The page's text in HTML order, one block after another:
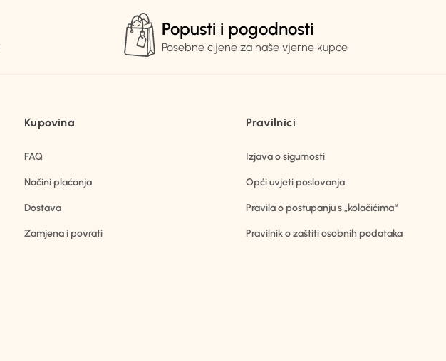
Popusti i pogodnosti
Posebne cijene za naše vjerne kupce
Kupovina
FAQ
Načini plaćanja
Dostava
Zamjena i povrati
Pravilnici
Izjava o sigurnosti
Opći uvjeti poslovanja
Pravila o postupanju s „kolačićima“
Pravilnik o zaštiti osobnih podataka